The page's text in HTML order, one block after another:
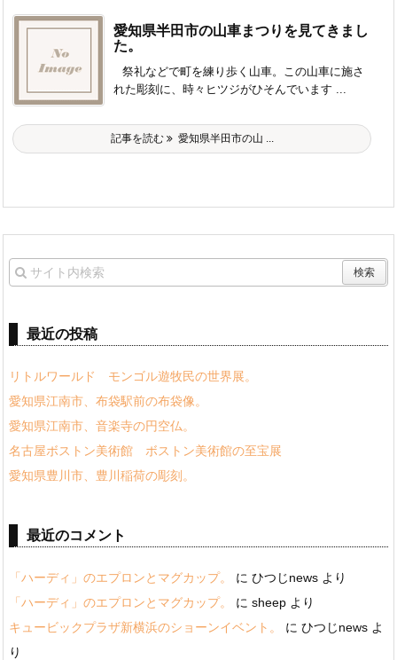
愛知県半田市の山車まつりを見てきまし
た。
祭礼などで町を練り歩く山車。この山車に施さ
れた彫刻に、時々ヒツジがひそんでいます ...
記事を読む 愛知県半田市の山 ...
最近の投稿
リトルワールド モンゴル遊牧民の世界展。
愛知県江南市、布袋駅前の布袋像。
愛知県江南市、音楽寺の円空仏。
名古屋ボストン美術館 ボストン美術館の至宝展
愛知県豊川市、豊川稲荷の彫刻。
最近のコメント
「ハーディ」のエプロンとマグカップ。 に ひつじnews より
「ハーディ」のエプロンとマグカップ。
に sheep より
キュービックプラザ新横浜のショーンイベント。
に ひつじnews よ
り